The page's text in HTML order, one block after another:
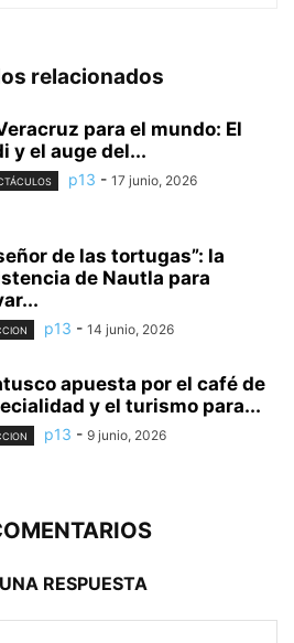
relacionados
para el mundo: El
y el auge del...
p13 - 17 junio, 2026
de las tortugas”: la
de Nautla para
p13 - 14 junio, 2026
apuesta por el café de
y el turismo para...
p13 - 9 junio, 2026
RESPUESTA